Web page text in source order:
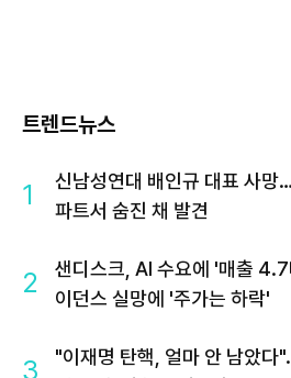
트렌드뉴스
1
신남성연대 배인규 대표 사망
파트서 숨진 채 발견
2
샌디스크, AI 수요에 '매출
이던스 실망에 '주가는 하락'
3
"이재명 탄핵, 얼마 안 남았다